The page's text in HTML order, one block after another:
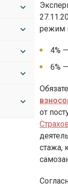
режим
4%
6%
от
стажа,